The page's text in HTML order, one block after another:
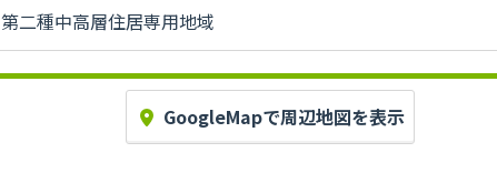
第二種中高層住居専用地域
GoogleMapで周辺地図を表示